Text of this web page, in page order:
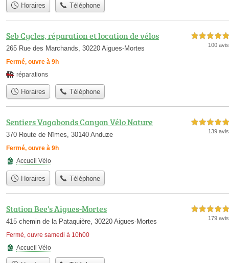
Horaires Téléphone
Seb Cycles, réparation et location de vélos
265 Rue des Marchands, 30220 Aigues-Mortes
Fermé, ouvre à 9h
5,0 étoiles sur 5
100 avis
réparations
Horaires Téléphone
Sentiers Vagabonds Canyon Vélo Nature
370 Route de Nîmes, 30140 Anduze
Fermé, ouvre à 9h
5,0 étoiles sur 5
139 avis
Accueil Vélo
Horaires Téléphone
Station Bee's Aigues-Mortes
415 chemin de la Pataquière, 30220 Aigues-Mortes
Fermé, ouvre samedi à 10h00
5,0 étoiles sur 5
179 avis
Accueil Vélo